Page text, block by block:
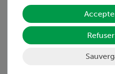
Aperçu du service
Téléchargements
Catalogue